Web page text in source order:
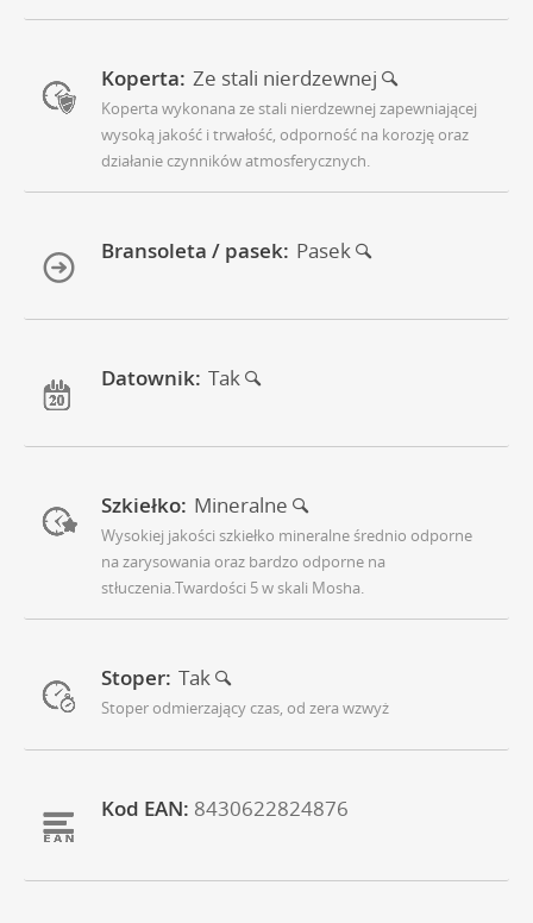
Koperta: Ze stali nierdzewnej
Koperta wykonana ze stali nierdzewnej zapewniającej
wysoką jakość i trwałość, odporność na korozję oraz
działanie czynników atmosferycznych.
Bransoleta / pasek: Pasek
Datownik: Tak
Szkiełko: Mineralne
Wysokiej jakości szkiełko mineralne średnio odporne
na zarysowania oraz bardzo odporne na
stłuczenia.Twardości 5 w skali Mosha.
Stoper: Tak
Stoper odmierzający czas, od zera wzwyż
Kod EAN: 8430622824876